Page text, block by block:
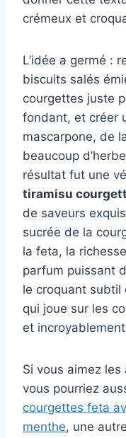
crémeux et
L’idée a germé :
biscuits salés
courgettes juste
fondant, et créer
mascarpone, de
beaucoup
résultat fut une
tiramisu
de saveurs
sucrée de la
la feta, la
parfum puissant
le croquant subtil
qui joue sur les
et
Si vous aimez
vous pourriez
courgettes feta
menthe, une